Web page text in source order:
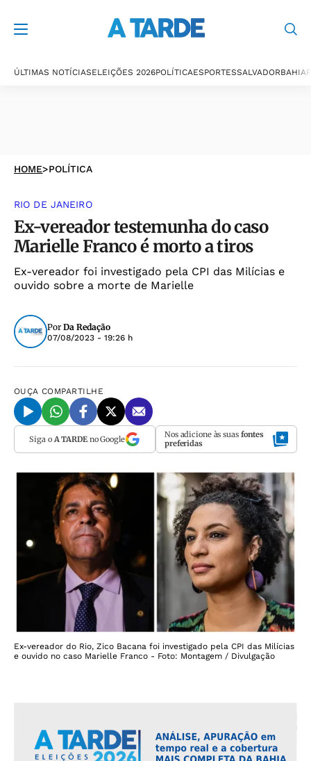
ÚLTIMAS NOTÍCIASELEIÇÕES 2026POLÍTICAESPORTESSALVADORBAHIA
HOME>POLÍTICA
RIO DE JANEIRO
Ex-vereador testemunha do caso
Marielle Franco é morto a tiros
Ex-vereador foi investigado pela CPI das Milícias e
ouvido sobre a morte de Marielle
Por Da Redação
07/08/2023 - 19:26 h
OUÇA COMPARTILHE
Siga o A TARDEno Google Nos adicione às suas fontes
preferidas
Ex-vereador do Rio, Zico Bacana foi investigado pela CPI das Milícias
e ouvido no caso Marielle Franco - Foto: Montagem / Divulgação